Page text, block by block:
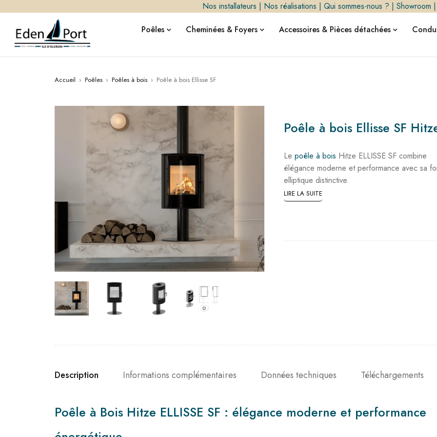
Nos installateurs | Nos réalisations | Qui sommes-nous ? | Showroom |
Poêles Cheminées & Foyers Accessoires & Pièces détachées
Accueil › Poêles › Poêles à bois › Poêle à bois Ellisse SF
Poêle à bois Ellisse SF
Lepoêle à bois Hitze ELLISSE SF combine
élégance moderne et performance avec sa
elliptique distinctive.
LIRE LA SUITE
Description Informations complémentaires Données techniques Téléchargements
Poêle à Bois Hitze ELLISSE SF : élégance moderne et performance